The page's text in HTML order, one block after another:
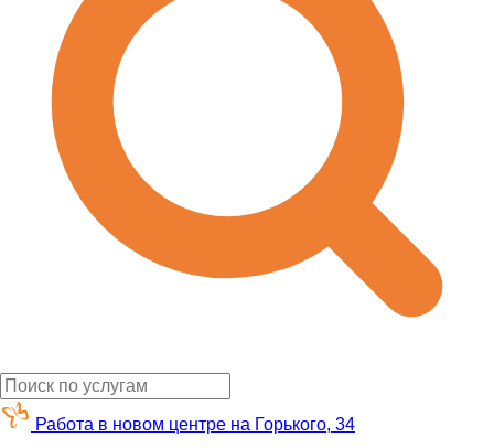
Работа в новом центре на Горького, 34